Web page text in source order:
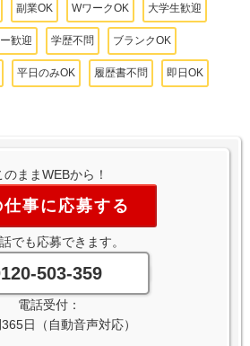
副業OK WワークOK 大学生歓迎
歓迎 学歴不問 ブランクOK
平日のみOK 履歴書不問 即日OK
のままWEBから！
仕事に応募する
でも応募できます。
503-359
電話受付：
日（自動音声対応）